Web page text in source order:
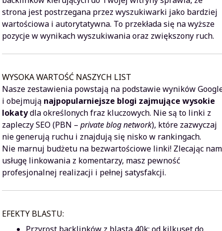
strona jest postrzegana przez wyszukiwarki jako bardziej
wartościowa i autorytatywna. To przekłada się na wyższe
pozycje w wynikach wyszukiwania oraz zwiększony ruch.
WYSOKA WARTOŚĆ NASZYCH LIST
Nasze zestawienia powstają na podstawie wyników
i obejmują najpopularniejsze blogi zajmujące wysokie
lokatydla określonych fraz kluczowych. Nie są to linki z
zapleczy SEO (PBN –private blog network), które zazwyczaj
nie generują ruchu i znajdują się nisko w rankingach.
Nie marnuj budżetu na bezwartościowe linki! Zlecając nam
usługę linkowania z komentarzy, masz pewność
profesjonalnej realizacji i pełnej satysfakcji.
EFEKTY BLASTU: